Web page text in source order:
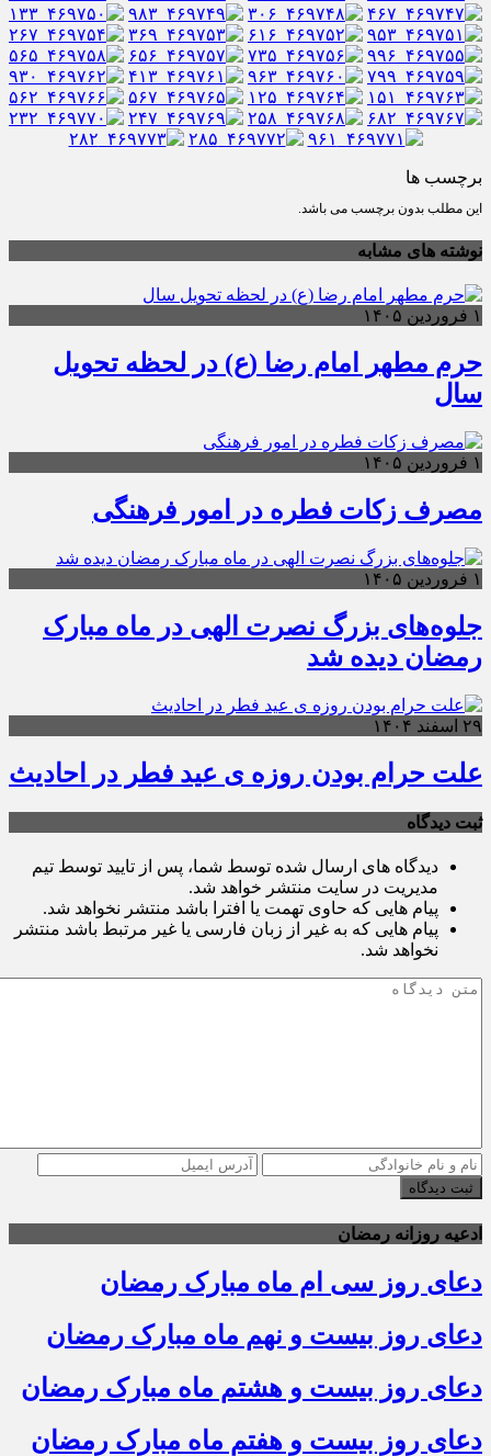
برچسب ها
این مطلب بدون برچسب می باشد.
نوشته های مشابه
۱ فروردین ۱۴۰۵
حرم مطهر امام رضا (ع) در لحظه تحویل
سال
۱ فروردین ۱۴۰۵
مصرف زکات فطره در امور فرهنگی
۱ فروردین ۱۴۰۵
جلوه‌های بزرگ نصرت الهی در ماه مبارک
رمضان دیده شد
۲۹ اسفند ۱۴۰۴
علت حرام بودن روزه ی عید فطر در احادیث
ثبت دیدگاه
دیدگاه های ارسال شده توسط شما، پس از تایید توسط تیم
مدیریت در سایت منتشر خواهد شد.
پیام هایی که حاوی تهمت یا افترا باشد منتشر نخواهد شد.
پیام هایی که به غیر از زبان فارسی یا غیر مرتبط باشد منتشر
نخواهد شد.
ثبت دیدگاه
ادعیه روزانه رمضان
دعای روز سی ام ماه مبارک رمضان
دعای روز بیست و نهم ماه مبارک رمضان
دعای روز بیست و هشتم ماه مبارک رمضان
دعای روز بیست و هفتم ماه مبارک رمضان